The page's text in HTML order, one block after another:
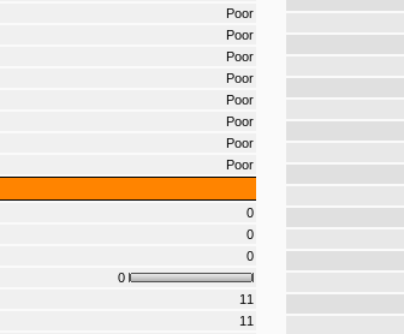
Poor
Poor
Poor
Poor
Poor
Poor
Poor
Poor
0
0
0
0
11
11